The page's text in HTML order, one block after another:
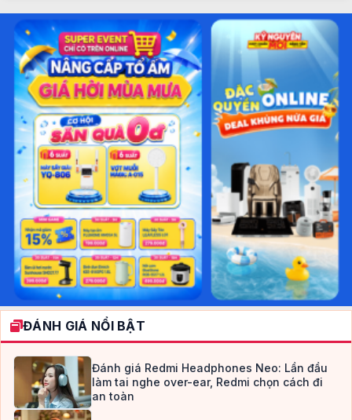
ĐÁNH GIÁ NỔI BẬT
Đánh giá Redmi Headphones Neo: Lần đầu
làm tai nghe over-ear, Redmi chọn cách đi
an toàn